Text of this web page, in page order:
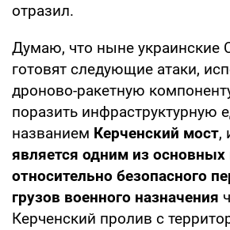
отразил.
Думаю, что ныне украинские
готовят следующие атаки,
дроново-ракетную
поразить инфраструктурную
названием Керченский мост,
является одним из основных
относительно безопасного
грузов военного назначения
Керченский пролив с